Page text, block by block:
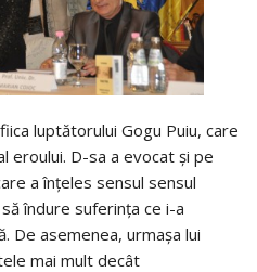
luptătorului Gogu Puiu, care
eroului. D-sa a evocat şi pe
a înţeles sensul sensul
îndure suferinţa ce i-a
De asemenea, urmaşa lui
mai mult decât